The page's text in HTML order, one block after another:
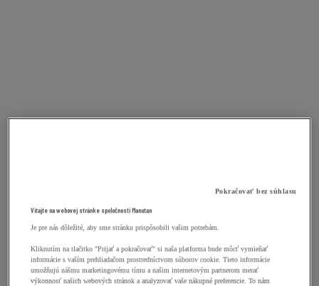
Pokračovať bez súhlasu
Vitajte na webovej stránke spoločnosti Manutan
Je pre nás dôležité, aby sme stránku prispôsobili vašim potrebám.
Kliknutím na tlačitko "Prijať a pokračovať" si naša platforma bude môcť vymieňať
informácie s vaším prehliadačom prostredníctvom súborov cookie. Tieto informácie
umožňujú nášmu marketingovému tímu a našim internetovým partnerom merať
výkonnosť našich webových stránok a analyzovať vaše nákupné preferencie. To nám